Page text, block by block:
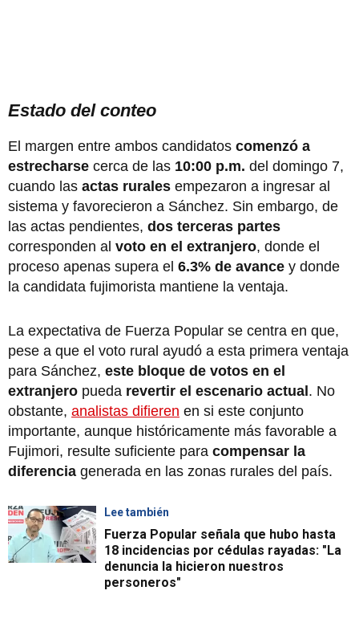
Estado del conteo
El margen entre ambos candidatos comenzó a
estrecharse cerca de las 10:00 p.m. del domingo 7,
cuando las actas rurales empezaron a ingresar al
sistema y favorecieron a Sánchez. Sin embargo, de
las actas pendientes, dos terceras partes
corresponden al voto en el extranjero, donde el
proceso apenas supera el 6.3% de avance y donde
la candidata fujimorista mantiene la ventaja.
La expectativa de Fuerza Popular se centra en que,
pese a que el voto rural ayudó a esta primera ventaja
para Sánchez, este bloque de votos en el
extranjero pueda revertir el escenario actual . No
obstante, analistas difieren en si este conjunto
importante, aunque históricamente más favorable a
Fujimori, resulte suficiente para compensar la
diferencia generada en las zonas rurales del país.
Lee también
Fuerza Popular señala que hubo hasta
18 incidencias por cédulas rayadas: "La
denuncia la hicieron nuestros
personeros"